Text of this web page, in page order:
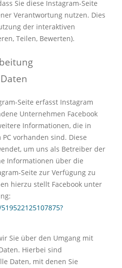
Sie diese Instagram-Seite
Verantwortung nutzen. Dies
der interaktiven
Teilen, Bewerten).
Seite erfasst Instagram
Unternehmen Facebook
Informationen, die in
vorhanden sind. Diese
um uns als Betreiber der
Informationen über die
Seite zur Verfügung zu
hierzu stellt Facebook unter
Sie über den Umgang mit
Hierbei sind
Daten, mit denen Sie